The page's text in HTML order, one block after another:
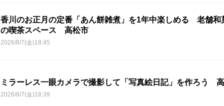
香川のお正月の定番「あん餅雑煮」を1年中楽しめる 老舗和
の喫茶スペース 高松市
2026/8/7(金)18:45
ミラーレス一眼カメラで撮影して「写真絵日記」を作ろう
2026/8/7(金)18:39